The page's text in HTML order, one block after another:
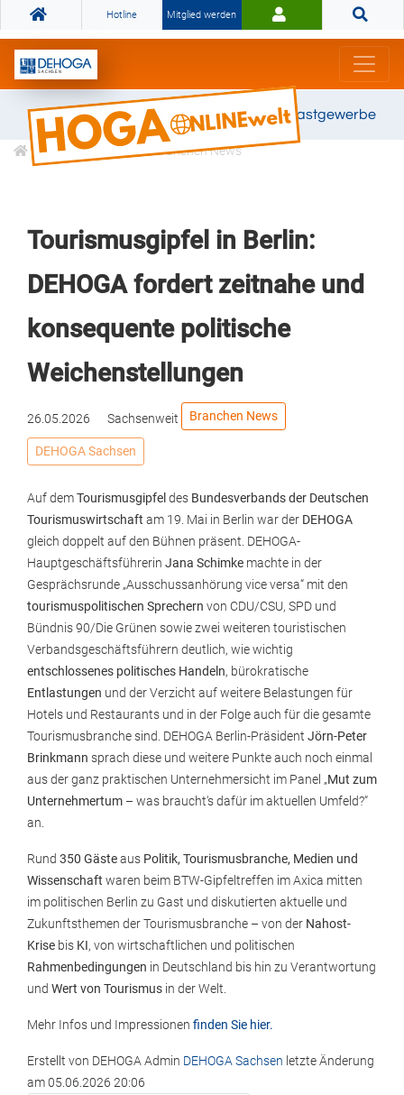
Hotline Mitglied werden
Gemeinsam stark für das Gastgewerbe
Informationen Branchen News
Tourismusgipfel in Berlin:
DEHOGA fordert zeitnahe und
konsequente politische
Weichenstellungen
26.05.2026 Sachsenweit Branchen News
DEHOGA Sachsen
Auf demTourismusgipfel des Bundesverbands der Deutschen
Tourismuswirtschaft am 19. Mai in Berlin war der DEHOGA
gleich doppelt auf den Bühnen präsent. DEHOGA-
Hauptgeschäftsführerin Jana Schimke machte in der
Gesprächsrunde „Ausschussanhörung vice versa“ mit den
tourismuspolitischen Sprechern von CDU/CSU, SPD und
Bündnis 90/Die Grünen sowie zwei weiteren touristischen
Verbandsgeschäftsführern deutlich, wie wichtig
entschlossenes politisches Handeln, bürokratische
Entlastungen und der Verzicht auf weitere Belastungen für
Hotels und Restaurants und in der Folge auch für die gesamte
Tourismusbranche sind. DEHOGA Berlin-Präsident Jörn-Peter
Brinkmann sprach diese und weitere Punkte auch noch einmal
aus der ganz praktischen Unternehmersicht im Panel „Mut zum
Unternehmertum – was braucht‘s dafür im aktuellen Umfeld?“
an.
Rund 350 Gästeaus Politik, Tourismusbranche, Medien und
Wissenschaft waren beim BTW-Gipfeltreffen im Axica mitten
im politischen Berlin zu Gast und diskutierten aktuelle und
Zukunftsthemen der Tourismusbranche – von der Nahost-
Krise bis KI, von wirtschaftlichen und politischen
Rahmenbedingungen in Deutschland bis hin zu Verantwortung
und Wert von Tourismus in der Welt.
Mehr Infos und Impressionen finden Sie hier.
Erstellt von DEHOGA Admin DEHOGA Sachsen letzte Änderung
am05.06.2026 20:06